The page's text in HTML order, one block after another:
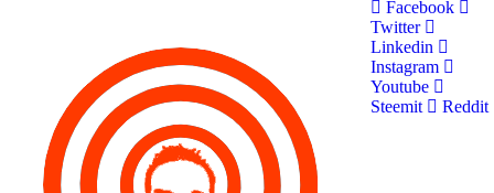
Facebook
Twitter
Linkedin
Instagram
Youtube
Steemit
Reddit